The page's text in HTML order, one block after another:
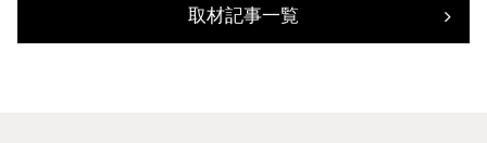
取材記事一覧